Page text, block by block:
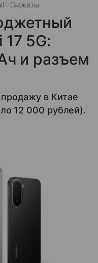
Гаджеты
5G:
и разъем
в Китае
12 000 рублей).